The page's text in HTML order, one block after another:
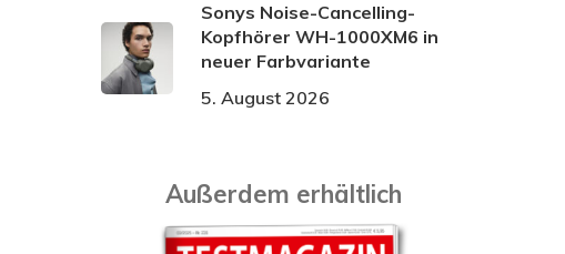
Sonys Noise-Cancelling-
Kopfhörer WH-1000XM6 in
neuer Farbvariante
5. August 2026
Außerdem erhältlich